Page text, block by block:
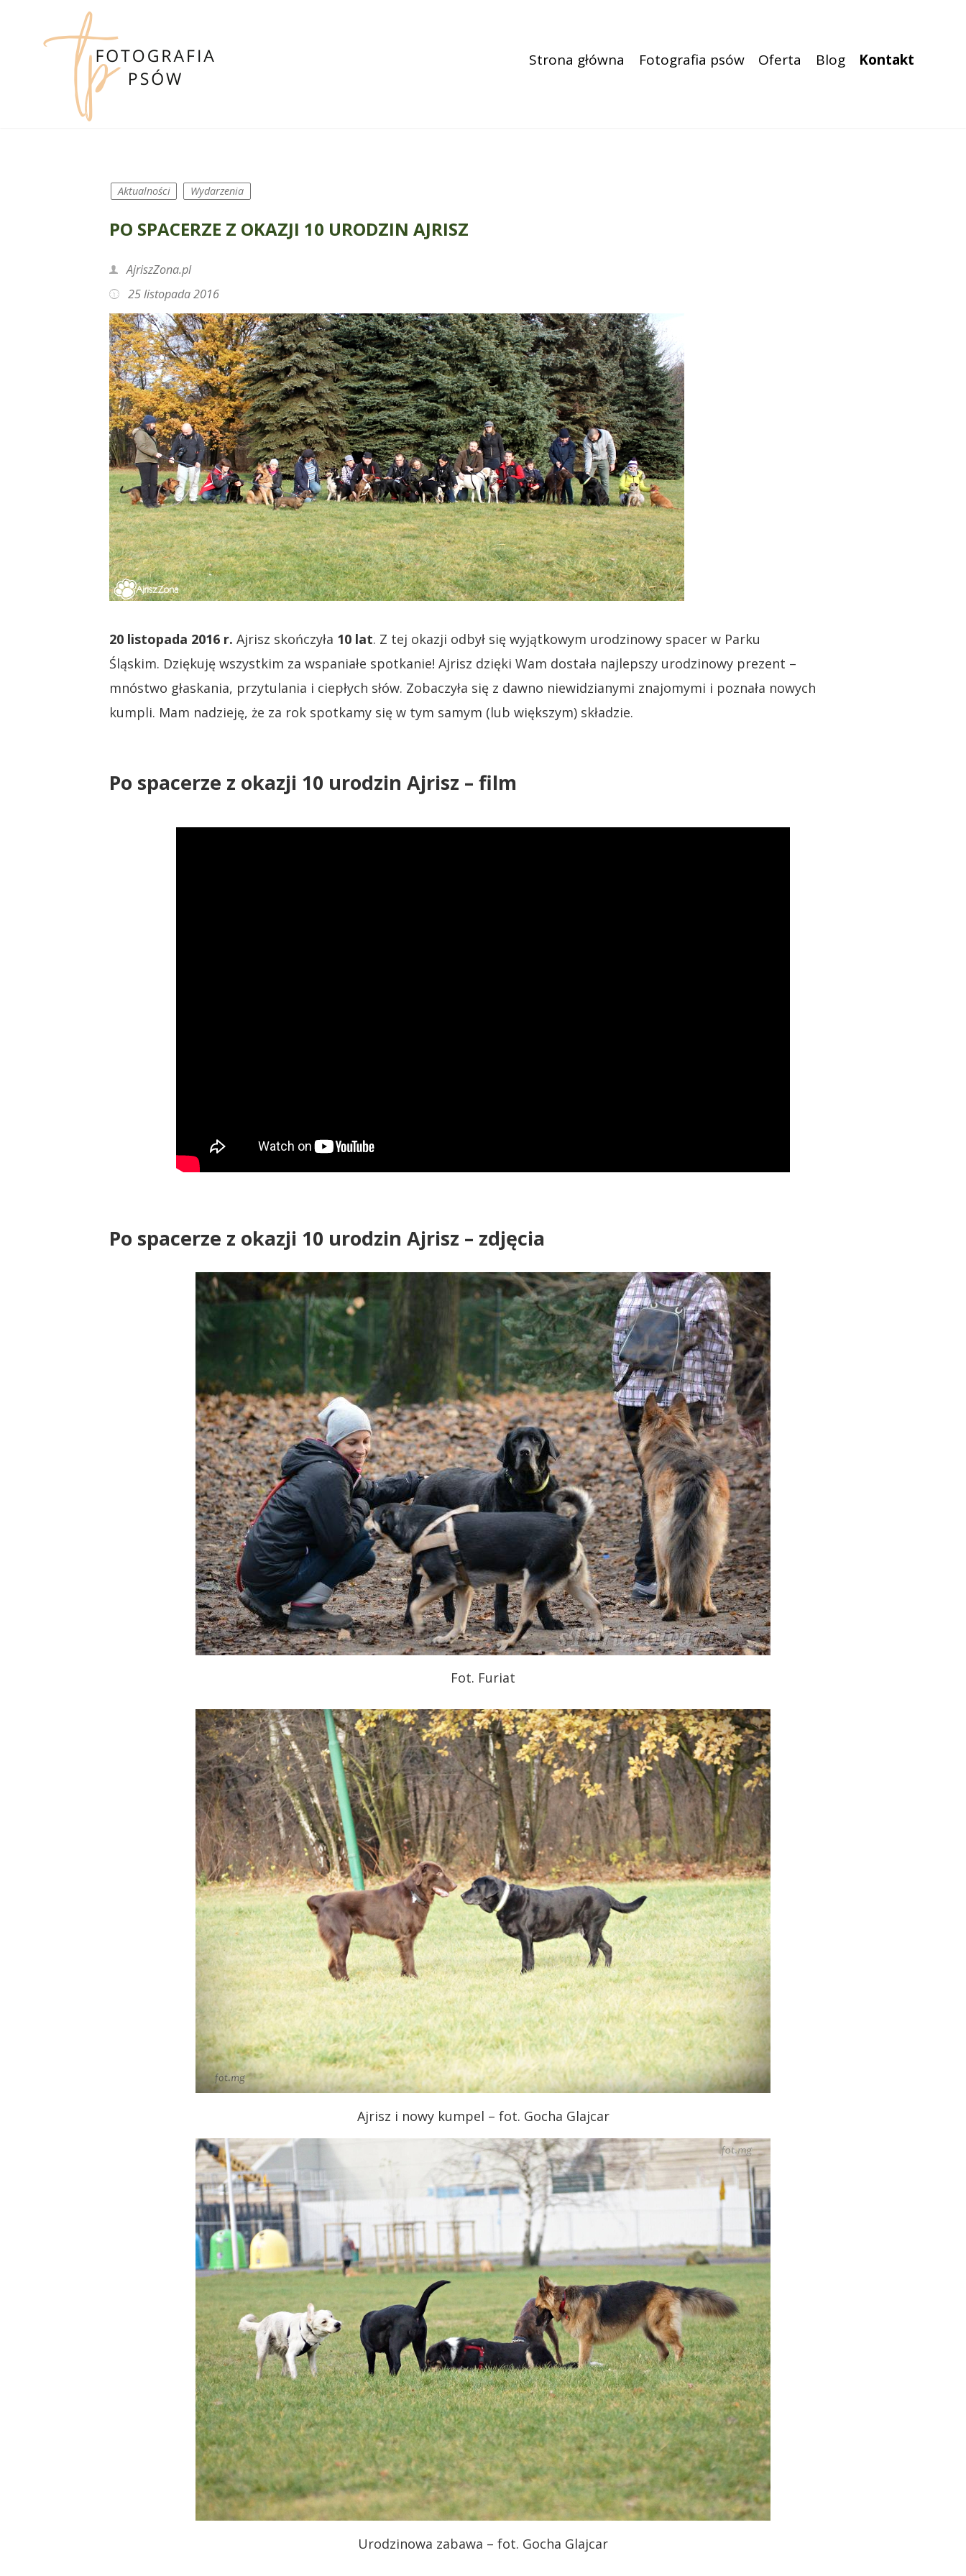
content
Strona główna Fotografia psów Oferta Blog Kontakt
Aktualności Wydarzenia
PO SPACERZE Z OKAZJI 10 URODZIN AJRISZ
AjriszZona.pl
25 listopada 2016
20 listopada 2016 r. Ajrisz skończyła 10 lat. Z tej okazji odbył się wyjątkowym urodzinowy spacer w Parku
Śląskim. Dziękuję wszystkim za wspaniałe spotkanie! Ajrisz dzięki Wam dostała najlepszy urodzinowy prezent –
mnóstwo głaskania, przytulania i ciepłych słów. Zobaczyła się z dawno niewidzianymi znajomymi i poznała nowych
kumpli. Mam nadzieję, że za rok spotkamy się w tym samym (lub większym) składzie.
Po spacerze z okazji 10 urodzin Ajrisz – film
Po spacerze z okazji 10 urodzin Ajrisz – zdjęcia
Fot. Furiat
Ajrisz i nowy kumpel – fot. Gocha Glajcar
Urodzinowa zabawa – fot. Gocha Glajcar